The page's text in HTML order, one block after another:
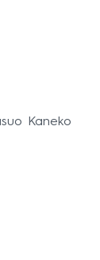
Kaneko